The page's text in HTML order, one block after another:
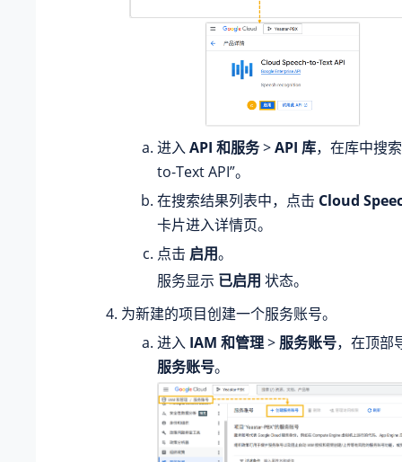
进入API 和服务>API 库，在库中搜
to-Text API”。
在搜索结果列表中，点击 Cloud
卡片进入详情页。
点击 启用。
服务显示 已启用 状态。
为新建的项目创建一个服务账号。
进入 IAM 和管理> 服务账号，在顶部
服务账号。